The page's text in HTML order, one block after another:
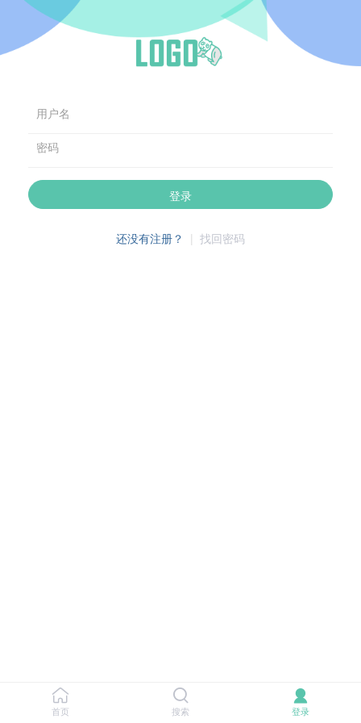
用户名
密码
登录
还没有注册？ | 找回密码
首页 搜索 登录